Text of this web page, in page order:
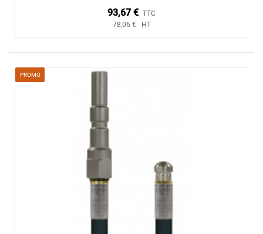
93,67 € TTC
78,06 € HT
PROMO